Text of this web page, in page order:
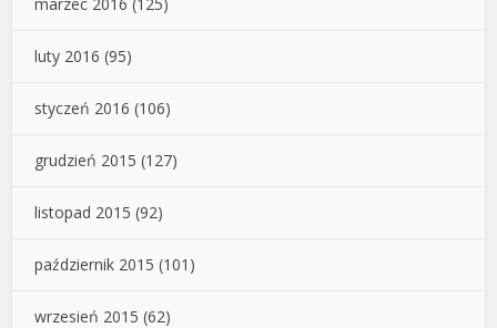
luty 2016 (95)
styczeń 2016 (106)
grudzień 2015 (127)
listopad 2015 (92)
październik 2015 (101)
wrzesień 2015 (62)